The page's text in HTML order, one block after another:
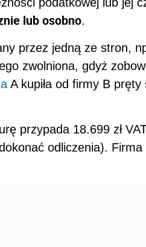
lub osobno.
przez jedną ze stron,
zwolniona, gdyż
A kupiła od firmy B
przypada 18.699 zł
odliczenia). Firma